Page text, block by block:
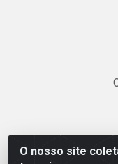
O nosso site
Linhavix